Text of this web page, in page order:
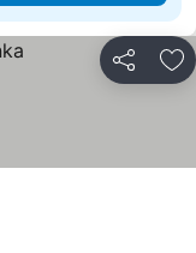
Distribuiți